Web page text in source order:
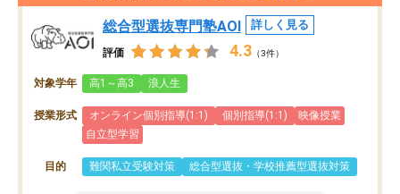
総合型選抜専門塾AOI 詳しく見る
評価 4.3 （3件）
対象学年 高1～高3 浪人生
授業形式 オンライン個別指導(1:1) 個別指導(1:1)
映像授業
自立型学習
目的 難関私立受験対策 総合型選抜・学校推薦型選抜対策